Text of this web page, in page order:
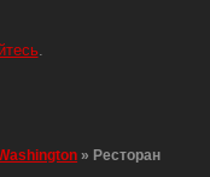
.
» Ресторан